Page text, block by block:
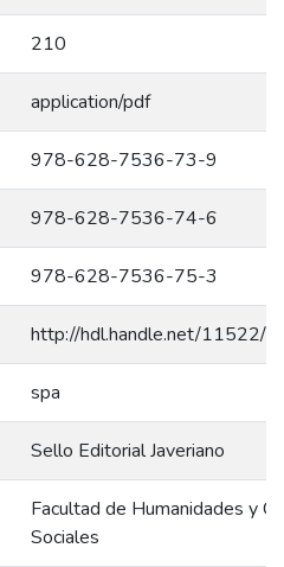
210
application/pdf
978-628-7536-73-9
978-628-7536-74-6
978-628-7536-75-3
http://hdl.handle.net/11522/
spa
Sello Editorial Javeriano
Facultad de Humanidades y
Sociales